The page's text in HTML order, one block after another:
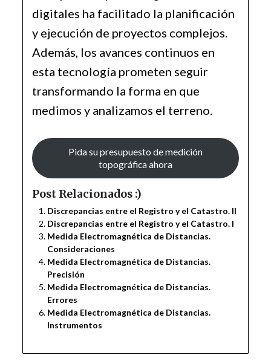
digitales ha facilitado la planificación
y ejecución de proyectos complejos.
Además, los avances continuos en
esta tecnología prometen seguir
transformando la forma en que
medimos y analizamos el terreno.
Pida su presupuesto de medición
topográfica ahora
Post Relacionados :)
Discrepancias entre el Registro y el Catastro. II
Discrepancias entre el Registro y el Catastro. I
Medida Electromagnética de Distancias.
Consideraciones
Medida Electromagnética de Distancias.
Precisión
Medida Electromagnética de Distancias.
Errores
Medida Electromagnética de Distancias.
Instrumentos